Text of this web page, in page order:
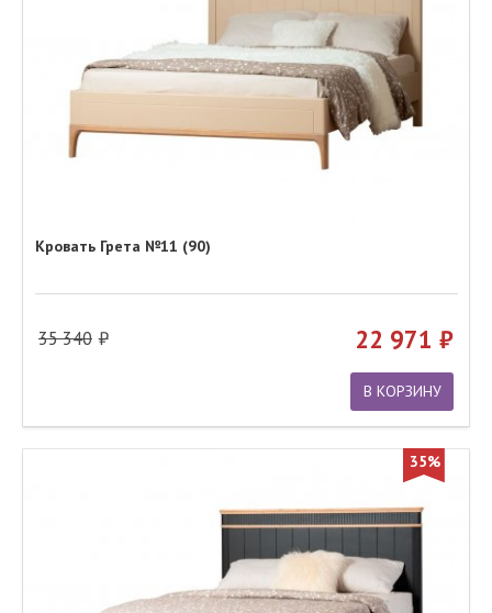
Кровать Грета №11 (90)
35 340 22 971
В КОРЗИНУ
35%